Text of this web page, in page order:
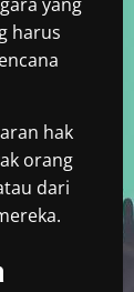
harus
hak
orang
dari